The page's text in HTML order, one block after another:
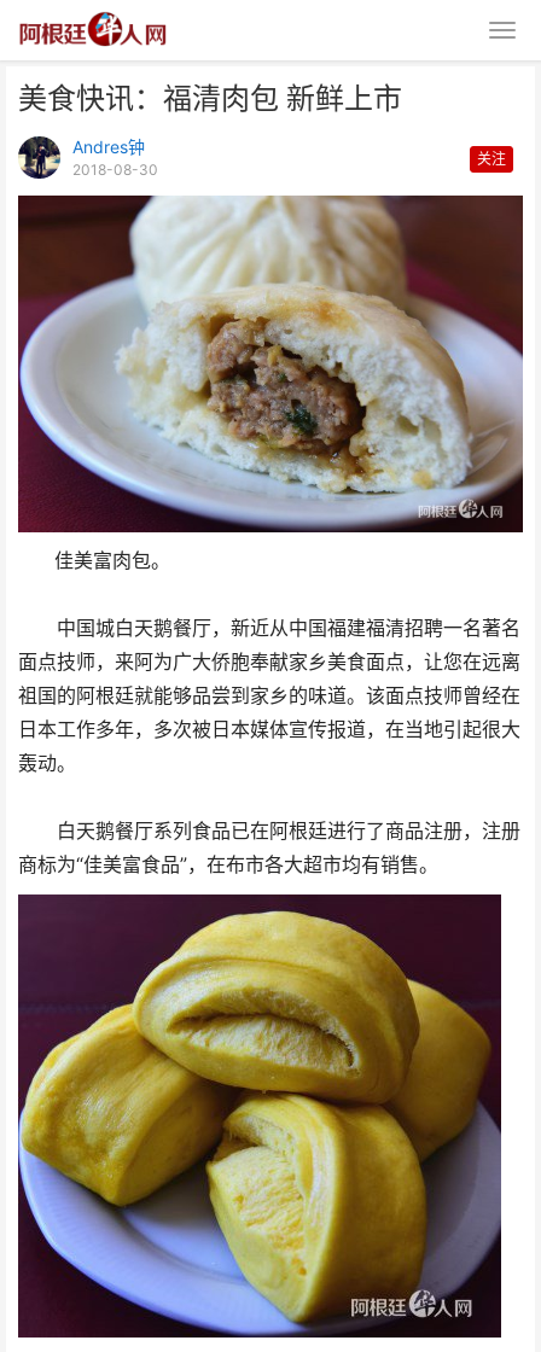
美食快讯：福清肉包 新鲜上市
Andres钟
2018-08-30
关注
佳美富肉包。
中国城白天鹅餐厅，新近从中国福建福清招聘一名著名
面点技师，来阿为广大侨胞奉献家乡美食面点，让您在远离
祖国的阿根廷就能够品尝到家乡的味道。该面点技师曾经在
日本工作多年，多次被日本媒体宣传报道，在当地引起很大
轰动。
白天鹅餐厅系列食品已在阿根廷进行了商品注册，注册
商标为“佳美富食品”，在布市各大超市均有销售。
美食快讯：福清肉包 新鲜上市